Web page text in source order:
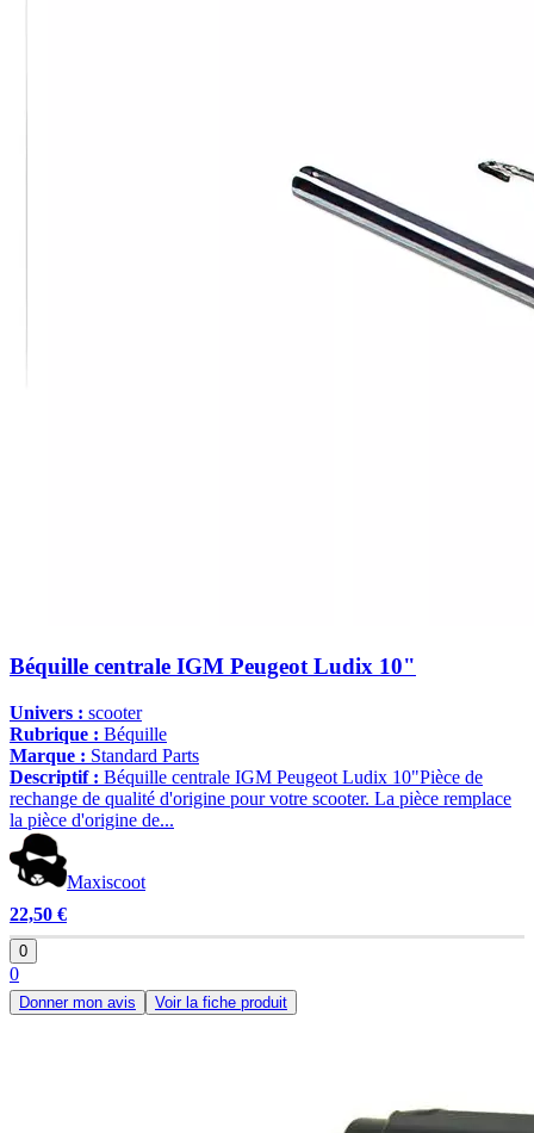
Béquille centrale IGM Peugeot Ludix 10"
Univers : scooter
Rubrique : Béquille
Marque : Standard Parts
Descriptif : Béquille centrale IGM Peugeot Ludix 10"Pièce de
rechange de qualité d'origine pour votre scooter. La pièce remplace
la pièce d'origine de...
Maxiscoot
22,50 €
0
0
Donner mon avis Voir la fiche produit